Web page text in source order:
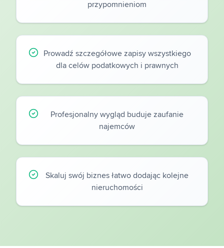
przypomnieniom
Prowadź szczegółowe zapisy wszystkiego
dla celów podatkowych i prawnych
Profesjonalny wygląd buduje zaufanie
najemców
Skaluj swój biznes łatwo dodając kolejne
nieruchomości